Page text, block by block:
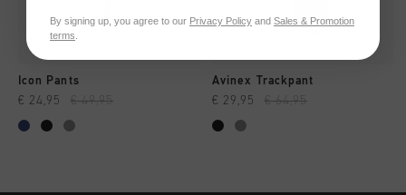
Icon Pants
€ 24,95 € 49,95
Avinex Trackpant
€ 29,95 € 64,95
By signing up, you agree to our Privacy Policy and Sales & Promotion
terms